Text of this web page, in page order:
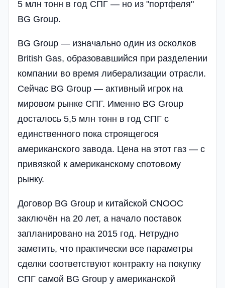
5 млн тонн в год СПГ — но из "портфеля"
BG Group.
BG Group — изначально один из осколков
British Gas, образовавшийся при разделении
компании во время либерализации отрасли.
Сейчас BG Group — активный игрок на
мировом рынке СПГ. Именно BG Group
досталось 5,5 млн тонн в год СПГ с
единственного пока строящегося
американского завода. Цена на этот газ — с
привязкой к американскому спотовому
рынку.
Договор BG Group и китайской CNOOC
заключён на 20 лет, а начало поставок
запланировано на 2015 год. Нетрудно
заметить, что практически все параметры
сделки соответствуют контракту на покупку
СПГ самой BG Group у американской